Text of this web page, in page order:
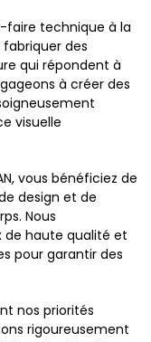
faire technique à la
des
qui répondent à
à créer des
visuelle
vous bénéficiez de
design et de
Nous
de haute qualité et
pour garantir des
nos priorités
rigoureusement